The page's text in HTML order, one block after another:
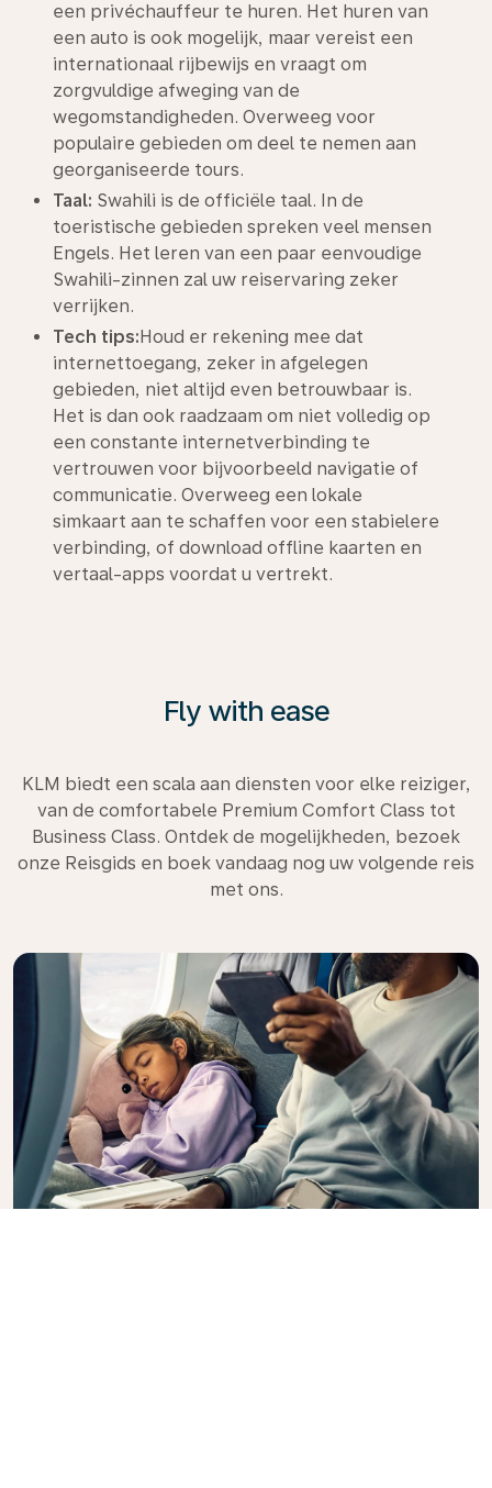
een privéchauffeur te huren. Het huren van
een auto is ook mogelijk, maar vereist een
internationaal rijbewijs en vraagt om
zorgvuldige afweging van de
wegomstandigheden. Overweeg voor
populaire gebieden om deel te nemen aan
georganiseerde tours.
Taal: Swahili is de officiële taal. In de
toeristische gebieden spreken veel mensen
Engels. Het leren van een paar eenvoudige
Swahili-zinnen zal uw reiservaring zeker
verrijken.
Tech tips:Houd er rekening mee dat
internettoegang, zeker in afgelegen
gebieden, niet altijd even betrouwbaar is.
Het is dan ook raadzaam om niet volledig op
een constante internetverbinding te
vertrouwen voor bijvoorbeeld navigatie of
communicatie. Overweeg een lokale
simkaart aan te schaffen voor een stabielere
verbinding, of download offline kaarten en
vertaal-apps voordat u vertrekt.
Fly with ease
KLM biedt een scala aan diensten voor elke reiziger,
van de comfortabele Premium Comfort Class tot
Business Class. Ontdek de mogelijkheden, bezoek
onze Reisgids en boek vandaag nog uw volgende reis
met ons.